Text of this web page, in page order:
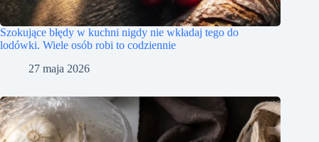
Szokujące błędy w kuchni nigdy nie wkładaj tego do
lodówki. Wiele osób robi to codziennie
27 maja 2026